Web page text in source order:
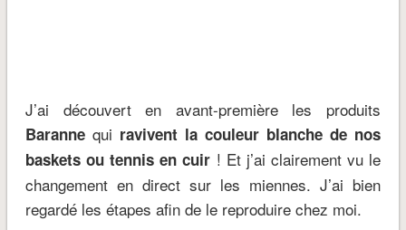
J’ai découvert en avant-première les produits
Barannequi ravivent la couleur blanche de nos
baskets ou tennis en cuir ! Et j’ai clairement vu le
changement en direct sur les miennes. J’ai bien
regardé les étapes afin de le reproduire chez moi.